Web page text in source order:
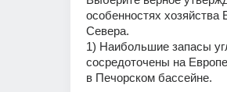
особенностях хозяйства
Севера.
1) Наибольшие запасы
сосредоточены на
в Печорском бассейне.